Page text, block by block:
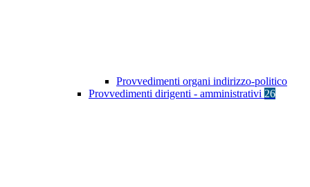
Provvedimenti organi indirizzo-politico
Provvedimenti dirigenti - amministrativi 26